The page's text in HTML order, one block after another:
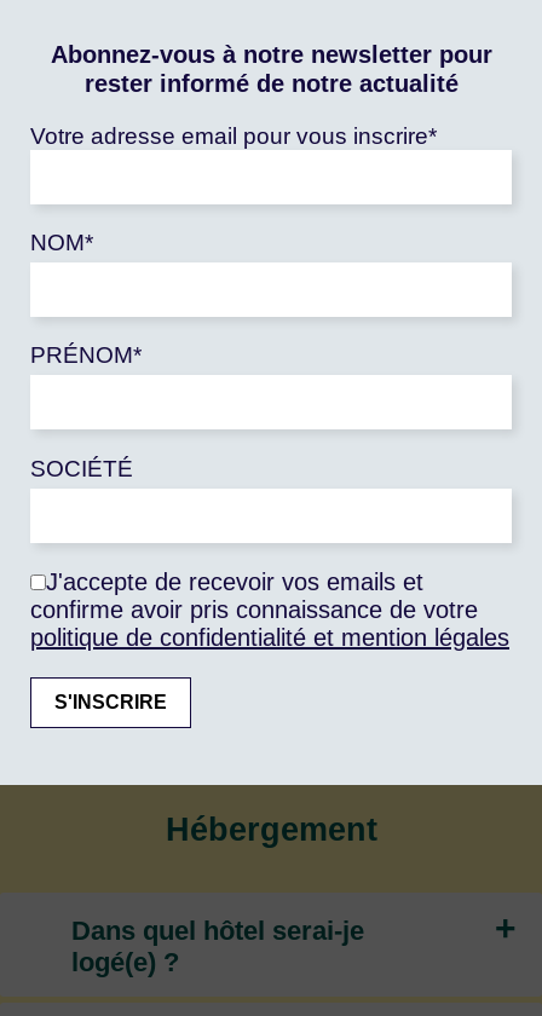
professionnel ?
+
Dois-je souscrire une
La Fondation FARM propose-
?
courriers, peut-on prévoir
une arrivée anticipée ?
+
Je dois finalement annuler
ma participation à la
conférence FARM et les
réservations ont déjà
passe-t-il ?
Hébergement
+
Dans quel hôtel serai-je
logé(e) ?
Abonnez-vous à notre newsletter pour
rester informé de notre actualité
Votre adresse email pour vous inscrire*
NOM*
PRÉNOM*
SOCIÉTÉ
J'accepte de recevoir vos emails et
confirme avoir pris connaissance de votre
politique de confidentialité et mention légales